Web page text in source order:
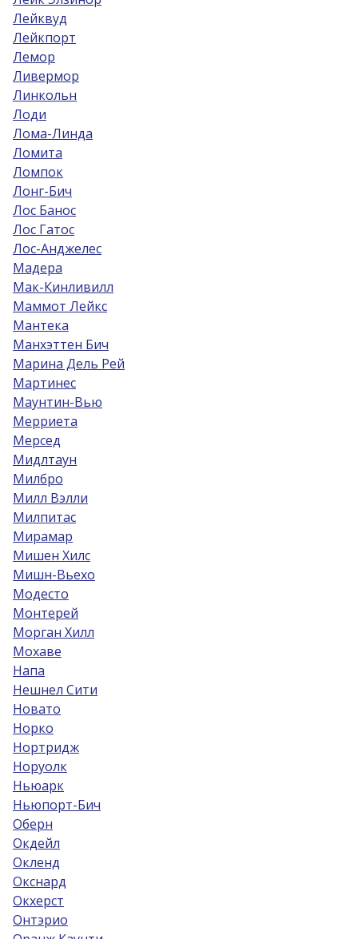
Лейквуд
Лейкпорт
Лемор
Ливермор
Линкольн
Лоди
Лома-Линда
Ломита
Ломпок
Лонг-Бич
Лос Банос
Лос Гатос
Лос-Анджелес
Мадера
Мак-Кинливилл
Маммот Лейкс
Мантека
Манхэттен Бич
Марина Дель Рей
Мартинес
Маунтин-Вью
Мерриета
Мерсед
Мидлтаун
Милбро
Милл Вэлли
Милпитас
Мирамар
Мишен Хилс
Мишн-Вьехо
Модесто
Монтерей
Морган Хилл
Мохаве
Напа
Нешнел Сити
Новато
Норко
Нортридж
Норуолк
Ньюарк
Ньюпорт-Бич
Оберн
Окдейл
Окленд
Окснард
Окхерст
Онтэрио